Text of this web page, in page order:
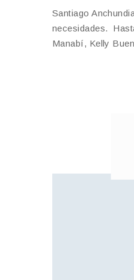
Santiago
necesidades.
Manabí, Kelly